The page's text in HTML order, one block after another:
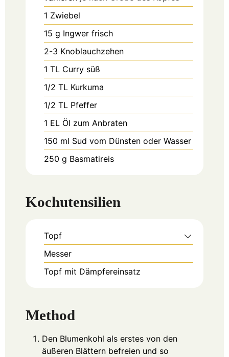
1 Zwiebel
15 g Ingwer frisch
2-3 Knoblauchzehen
1 TL Curry süß
1/2 TL Kurkuma
1/2 TL Pfeffer
1 EL Öl zum Anbraten
150 ml Sud vom Dünsten oder Wasser
250 g Basmatireis
Kochutensilien
Topf
Messer
Topf mit Dämpfereinsatz
Method
Den Blumenkohl als erstes von den
äußeren Blättern befreien und so